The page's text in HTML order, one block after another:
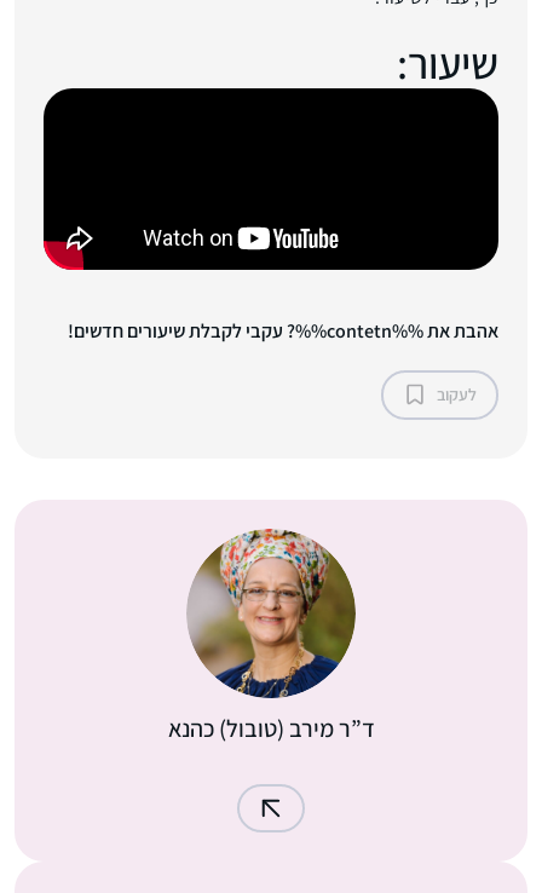
שיעור:
אהבת את %%contetn%%? עקבי לקבלת שיעורים חדשים!
לעקוב
ד”ר מירב (טובול) כהנא